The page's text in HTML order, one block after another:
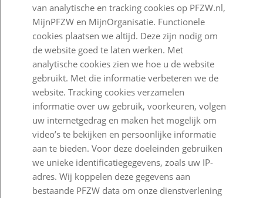
Responsible disclosure
Digitale toegankelijkheid
Goed Bezig
Klantenservice
Contact
Veelgestelde vragen
Klachtenregeling
Nieuwsbrief
van analytische en tracking cookies op PFZW.nl,
MijnPFZW en MijnOrganisatie. Functionele
cookies plaatsen we altijd. Deze zijn nodig om
de website goed te laten werken. Met
analytische cookies zien we hoe u de website
gebruikt. Met die informatie verbeteren we de
website. Tracking cookies verzamelen
informatie over uw gebruik, voorkeuren, volgen
uw internetgedrag en maken het mogelijk om
video’s te bekijken en persoonlijke informatie
aan te bieden. Voor deze doeleinden gebruiken
we unieke identificatiegegevens, zoals uw IP-
adres. Wij koppelen deze gegevens aan
bestaande PFZW data om onze dienstverlening